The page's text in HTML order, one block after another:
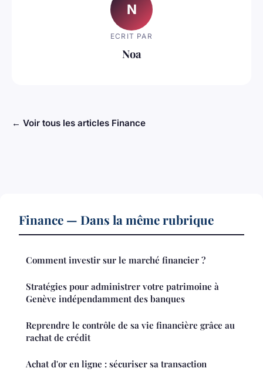
N
ECRIT PAR
Noa
← Voir tous les articles Finance
Finance — Dans la même rubrique
Comment investir sur le marché financier ?
Stratégies pour administrer votre patrimoine à
Genève indépendamment des banques
Reprendre le contrôle de sa vie financière grâce au
rachat de crédit
Achat d'or en ligne : sécuriser sa transaction